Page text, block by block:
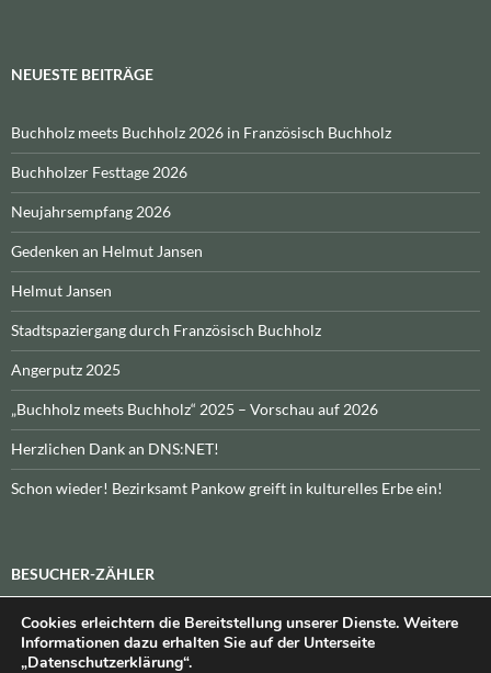
NEUESTE BEITRÄGE
Buchholz meets Buchholz 2026 in Französisch Buchholz
Buchholzer Festtage 2026
Neujahrsempfang 2026
Gedenken an Helmut Jansen
Helmut Jansen
Stadtspaziergang durch Französisch Buchholz
Angerputz 2025
„Buchholz meets Buchholz“ 2025 – Vorschau auf 2026
Herzlichen Dank an DNS:NET!
Schon wieder! Bezirksamt Pankow greift in kulturelles Erbe ein!
BESUCHER-ZÄHLER
Heute:_\n\nInsgesamt:_
Cookies erleichtern die Bereitstellung unserer Dienste. Weitere
Informationen dazu erhalten Sie auf der Unterseite
„Datenschutzerklärung“.